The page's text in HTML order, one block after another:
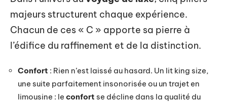
majeurs structurent chaque expérience.
Chacun de ces « C » apporte sa pierre à
l’édifice du raffinement et de la distinction.
Confort : Rien n’est laissé au hasard. Un lit king size,
une suite parfaitement insonorisée ou un trajet en
limousine : le confort se décline dans la qualité du